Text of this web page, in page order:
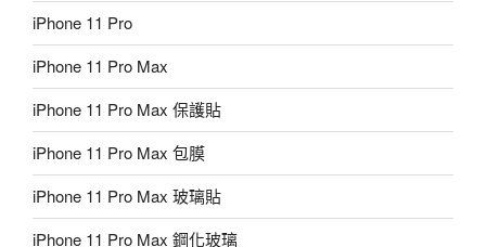
iPhone 11 Pro
iPhone 11 Pro Max
iPhone 11 Pro Max 保護貼
iPhone 11 Pro Max 包膜
iPhone 11 Pro Max 玻璃貼
iPhone 11 Pro Max 鋼化玻璃